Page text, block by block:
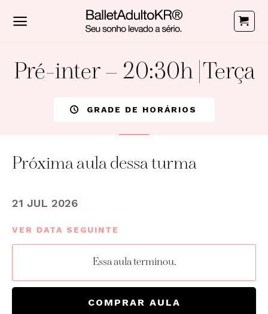
Pré-inter – 20:30h | Terça
GRADE DE HORÁRIOS
Próxima aula dessa turma
21 JUL 2026
VER DATA SEGUINTE
Essa aula terminou.
COMPRAR AULA